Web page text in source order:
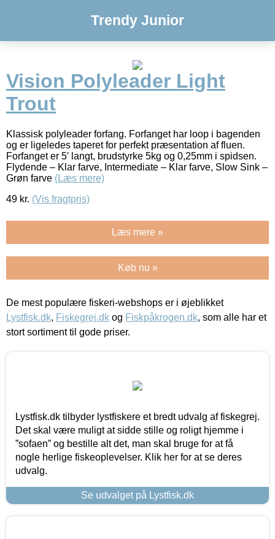
Trendy Junior
Vision Polyleader Light
Trout
Klassisk polyleader forfang. Forfanget har loop i bagenden
og er ligeledes taperet for perfekt præsentation af fluen.
Forfanget er 5′ langt, brudstyrke 5kg og 0,25mm i spidsen.
Flydende – Klar farve, Intermediate – Klar farve, Slow Sink –
Grøn farve (Læs mere)
49 kr. (Vis fragtpris)
Læs mere »
Køb nu »
De mest populære fiskeri-webshops er i øjeblikket
Lystfisk.dk, Fiskegrej.dk og Fiskpåkrogen.dk, som alle har et
stort sortiment til gode priser.
Lystfisk.dk tilbyder lystfiskere et bredt udvalg af fiskegrej.
Det skal være muligt at sidde stille og roligt hjemme i
”sofaen” og bestille alt det, man skal bruge for at få
nogle herlige fiskeoplevelser. Klik her for at se deres
udvalg.
Se udvalget på Lystfisk.dk